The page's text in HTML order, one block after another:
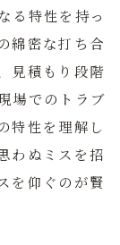
る特性を持っ
綿密な打ち合
見積もり段階
場でのトラブ
特性を理解し
わぬミスを招
を仰ぐのが賢